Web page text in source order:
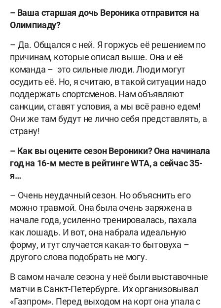
– Ваша старшая дочь Вероника отправится на
Олимпиаду?
– Да. Общался с ней. Я горжусь её решением по
причинам, которые описал выше. Она и её
команда – это сильные люди. Люди могут
осудить её. Но, я считаю, в такой ситуации надо
поддержать спортсменов. Нам объявляют
санкции, ставят условия, а мы всё равно едем!
Они же там будут не лично себя представлять, а
страну!
– Как вы оцените сезон Вероники? Она начинала
год на 16-м месте в рейтинге WTA, а сейчас 35-
я…
– Очень неудачный сезон. Но объяснить его
можно травмой. Она была очень заряжена в
начале года, усиленно тренировалась, пахала
как лошадь. И вот, она набрала идеальную
форму, и тут случается какая-то бытовуха –
другого слова подобрать не могу.
В самом начале сезона у неё были выставочные
матчи в Санкт-Петербурге. Их организовывал
«Газпром». Перед выходом на корт она упала с